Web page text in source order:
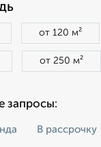
от 120 м²
от 250 м²
запросы:
В рассрочку